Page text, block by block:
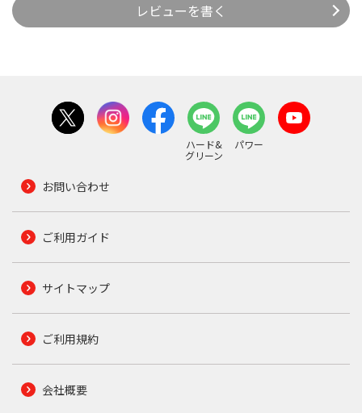
レビューを書く
ハード&
グリーン
パワー
お問い合わせ
ご利用ガイド
サイトマップ
ご利用規約
会社概要